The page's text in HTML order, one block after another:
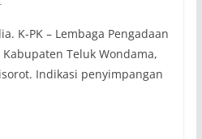
K-PK – Lembaga Pengadaan
Kabupaten Teluk Wondama,
Indikasi penyimpangan